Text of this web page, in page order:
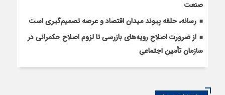
صنعت
رسانه، حلقه پیوند میدان اقتصاد و عرصه تصمیم‌گیری است
از ضرورت اصلاح رویه‌های بازرسی تا لزوم اصلاح حکمرانی در
سازمان تأمین اجتماعی